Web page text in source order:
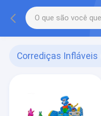
Corrediças Infláveis